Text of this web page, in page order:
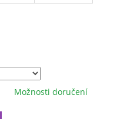
Možnosti doručení